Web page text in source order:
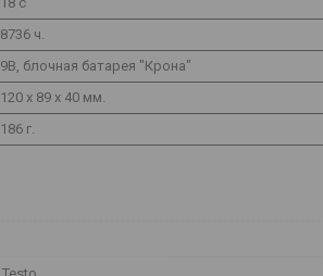
8736 ч.
9В, блочная батарея "Крона"
120 x 89 x 40 мм.
186 г.